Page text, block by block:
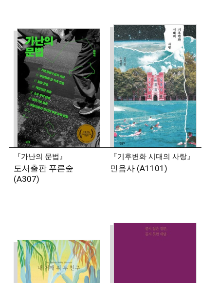
스스로를 초상화가라 정의한다. 그다음의 정체성으로는
그림 그리는 사람, 책 만드는 사람 등이 있다.
2023년부터 서울국제도서전 책마을에 출판사 225호로
참가했으며, 2025년에는 어머니의 집밥을 향한 애정을
담아 『yolkasm』이라는 그림집을 펴냈다.
『가난의 문법』
도서출판 푸른숲
(A307)
『기후변화 시대의 사랑』
민음사 (A1101)